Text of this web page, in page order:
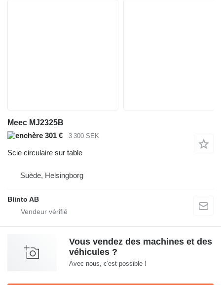
Meec MJ2325B
301 €
3 300 SEK
Scie circulaire sur table
Suède, Helsingborg
Blinto AB
Vous vendez des machines et des
véhicules ?
Avec nous, c'est possible !